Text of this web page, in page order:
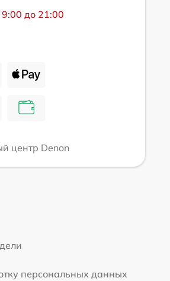
до 21:00
центр Denon
персональных данных